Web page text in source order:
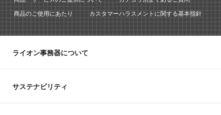
商品のご使用にあたり
カスタマーハラスメントに関する基本指針
ライオン事務器について
サステナビリティ